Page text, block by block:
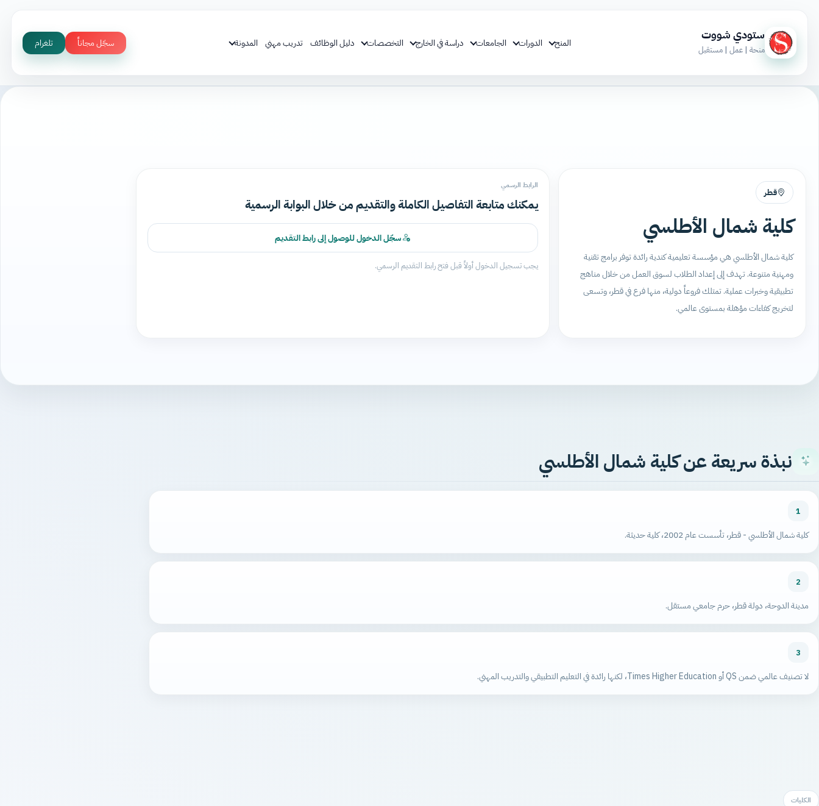
ستودي شووت
منحة | عمل | مستقبل
المنح الدورات الجامعات دراسة في الخارج التخصصات دليل الوظائف تدريب مهني المدونة سجّل مجاناً تلغرام
قطر
كلية شمال الأطلسي
كلية شمال الأطلسي هي مؤسسة تعليمية كندية رائدة توفر برامج تقنية
ومهنية متنوعة. تهدف إلى إعداد الطلاب لسوق العمل من خلال مناهج
تطبيقية وخبرات عملية. تمتلك فروعاً دولية، منها فرع في قطر، وتسعى
لتخريج كفاءات مؤهلة بمستوى عالمي.
الرابط الرسمي
يمكنك متابعة التفاصيل الكاملة والتقديم من خلال البوابة الرسمية
سجّل الدخول للوصول إلى رابط التقديم
يجب تسجيل الدخول أولاً قبل فتح رابط التقديم الرسمي.
نبذة سريعة عن كلية شمال الأطلسي
1
كلية شمال الأطلسي - قطر، تأسست عام 2002، كلية حديثة.
2
مدينة الدوحة، دولة قطر، حرم جامعي مستقل.
3
لا تصنيف عالمي ضمن QS أو Times Higher Education، لكنها رائدة في التعليم التطبيقي والتدريب المهني.
الكليات